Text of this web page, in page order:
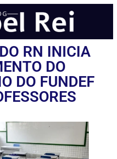
RN INICIA
DO
DO FUNDEF